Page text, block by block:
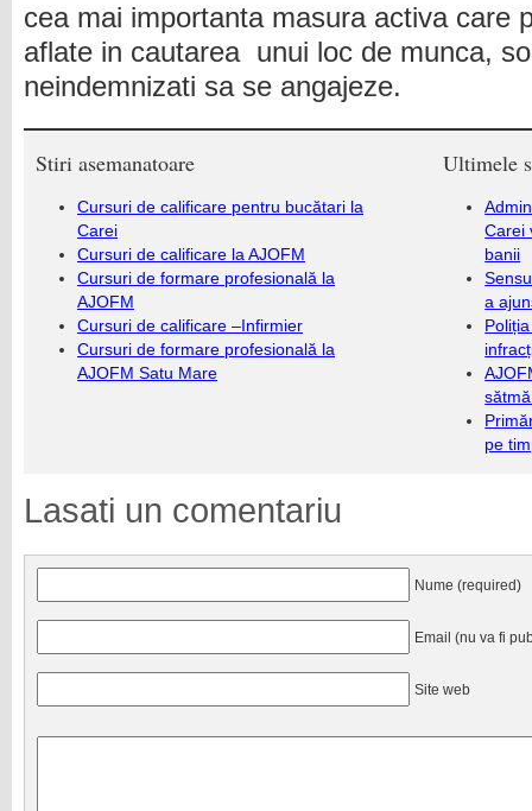
cea mai importanta masura activa care
aflate in cautarea unui loc de munca,
neindemnizati sa se angajeze.
Stiri asemanatoare
Cursuri de calificare pentru bucătari la
Carei
Cursuri de calificare la AJOFM
Cursuri de formare profesională la
AJOFM
Cursuri de calificare –Infirmier
Cursuri de formare profesională la
AJOFM Satu Mare
Ultimele
Carei
banii
a
pe
Lasati un comentariu
Nume (required)
Email (nu va fi
Site web